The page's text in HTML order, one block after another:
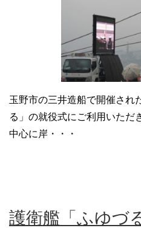
玉野市の三井造船で開催され
る」の就役式にご利用いただ
中心に岸・・・
護衛艦「ふゆづ